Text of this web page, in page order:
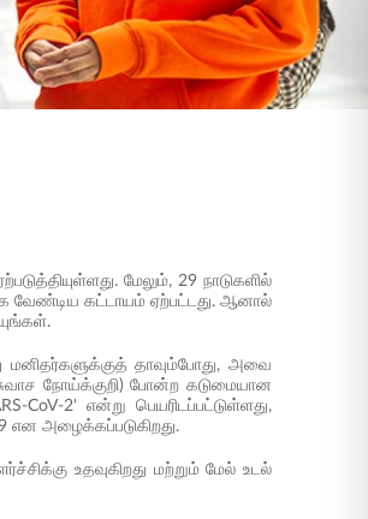
மேலும், 29 நாடுகளில்
வேண்டிய கட்டாயம் ஏற்பட்டது. ஆனால்
மனிதர்களுக்குத் தாவும்போது, அவை
நோய்க்குறி) போன்ற கடுமையான
2' என்று பெயரிடப்பட்டுள்ளது,
என அழைக்கப்படுகிறது.
உதவுகிறது மற்றும் மேல் உடல்